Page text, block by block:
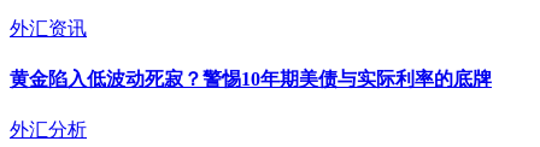
外汇资讯
黄金陷入低波动死寂？警惕10年期美债与实际利率的底牌
外汇分析